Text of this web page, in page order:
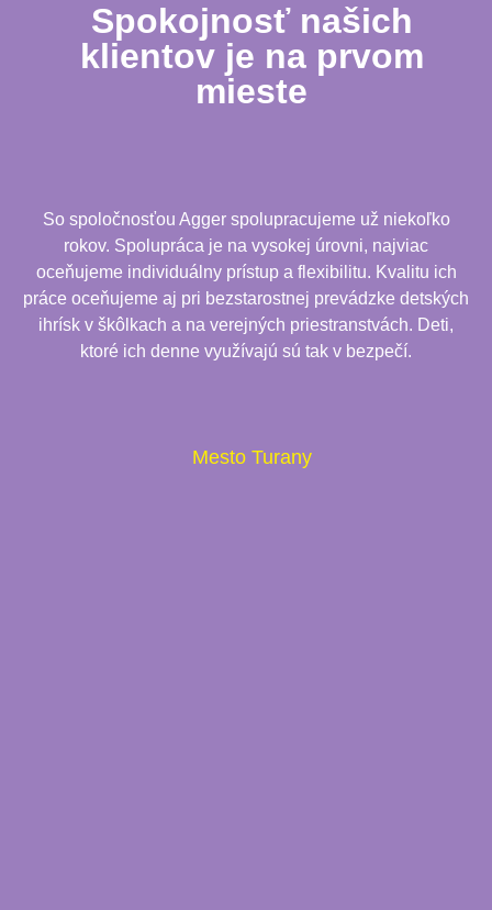
Spokojnosť našich
klientov je na prvom
mieste
So spoločnosťou Agger spolupracujeme už niekoľko
rokov. Spolupráca je na vysokej úrovni, najviac
oceňujeme individuálny prístup a flexibilitu. Kvalitu ich
práce oceňujeme aj pri bezstarostnej prevádzke detských
ihrísk v škôlkach a na verejných priestranstvách. Deti,
ktoré ich denne využívajú sú tak v bezpečí.
Mesto Turany